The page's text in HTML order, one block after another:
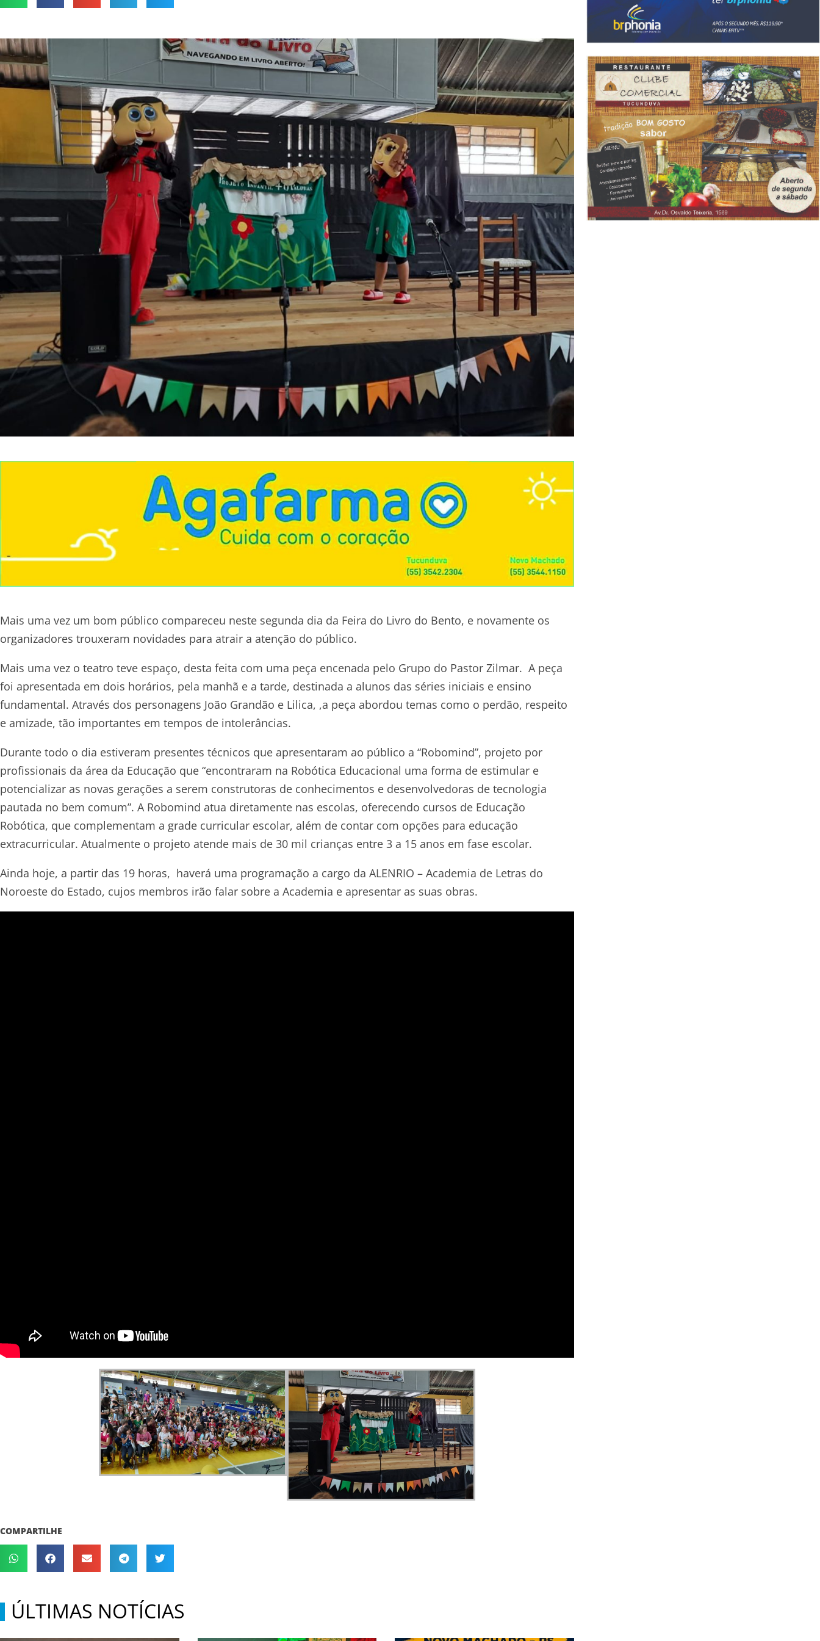
Mais uma vez um bom público compareceu neste segunda dia da Feira do Livro do Bento, e novamente os
organizadores trouxeram novidades para atrair a atenção do público.
Mais uma vez o teatro teve espaço, desta feita com uma peça encenada pelo Grupo do Pastor Zilmar. A peça
foi apresentada em dois horários, pela manhã e a tarde, destinada a alunos das séries iniciais e ensino
fundamental. Através dos personagens João Grandão e Lilica, ,a peça abordou temas como o perdão, respeito
e amizade, tão importantes em tempos de intolerâncias.
Durante todo o dia estiveram presentes técnicos que apresentaram ao público a “Robomind”, projeto por
profissionais da área da Educação que “encontraram na Robótica Educacional uma forma de estimular e
potencializar as novas gerações a serem construtoras de conhecimentos e desenvolvedoras de tecnologia
pautada no bem comum”. A Robomind atua diretamente nas escolas, oferecendo cursos de Educação
Robótica, que complementam a grade curricular escolar, além de contar com opções para educação
extracurricular. Atualmente o projeto atende mais de 30 mil crianças entre 3 a 15 anos em fase escolar.
Ainda hoje, a partir das 19 horas, haverá uma programação a cargo da ALENRIO – Academia de Letras do
Noroeste do Estado, cujos membros irão falar sobre a Academia e apresentar as suas obras.
COMPARTILHE
ÚLTIMAS NOTÍCIAS